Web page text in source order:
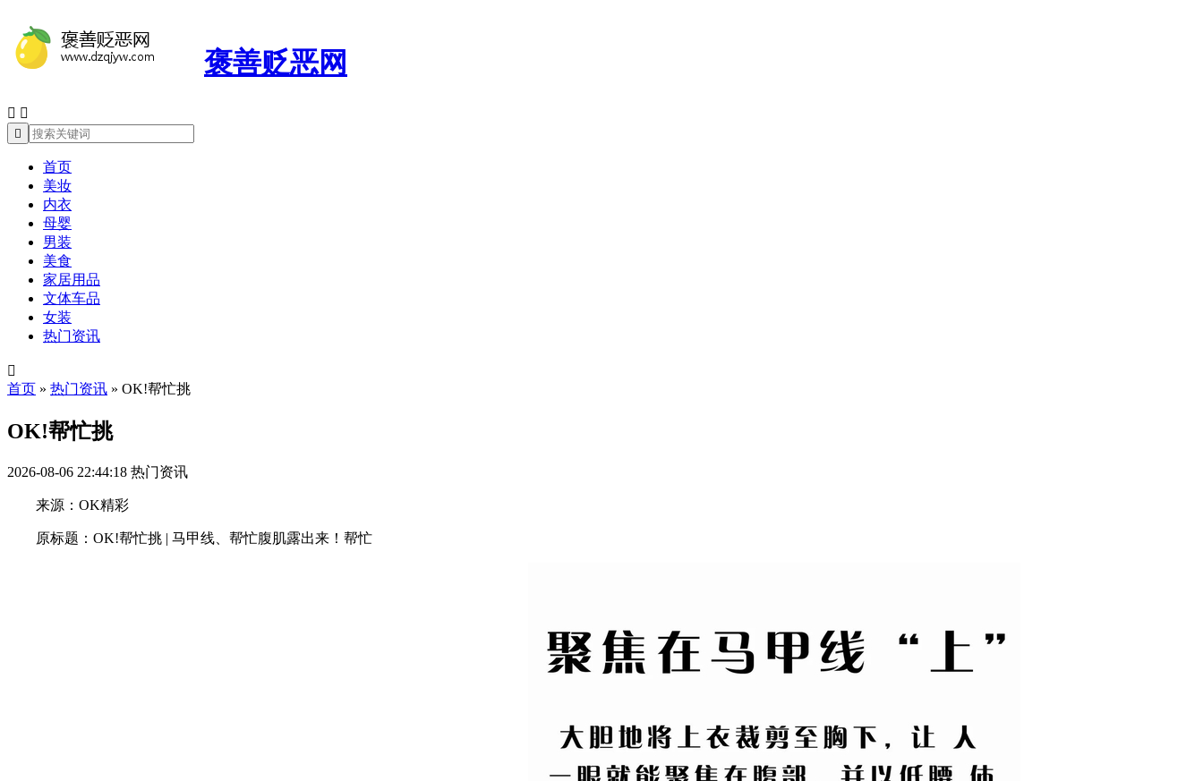
褒善贬恶网
 

首页
美妆
内衣
母婴
男装
美食
家居用品
文体车品
女装
热门资讯

首页 » 热门资讯 » OK!帮忙挑
OK!帮忙挑
2026-08-06 22:44:18 热门资讯
来源：OK精彩
原标题：OK!帮忙挑 | 马甲线、帮忙腹肌露出来！帮忙